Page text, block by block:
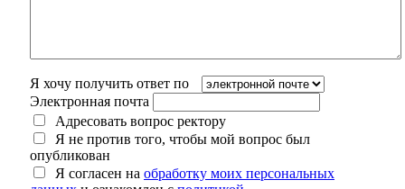
Я хочу получить ответ по
Электронная почта
Адресовать вопрос ректору
Я не против того, чтобы мой вопрос был
опубликован
Я согласен на обработку моих персональных